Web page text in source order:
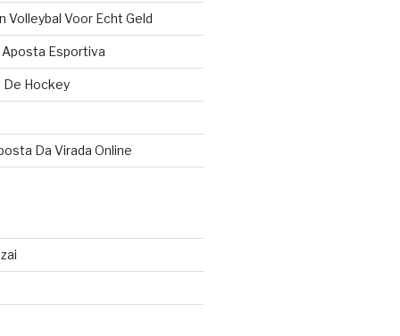
Volleybal Voor Echt Geld
Esportiva
De Hockey
Da Virada Online